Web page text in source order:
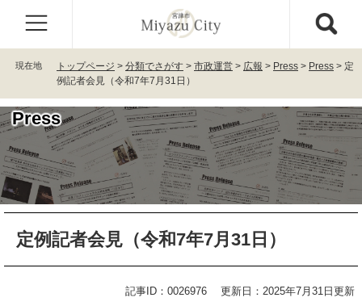
で
す
。
ば
し
て
本
文
へ
現在地 トップページ > 分類でさがす > 市政運営 > 広報 > Press > Press > 定
例記者会見（令和7年7月31日）
Press
定例記者会見（令和7年7月31日）
記事ID：0026976 更新日：2025年7月31日更新